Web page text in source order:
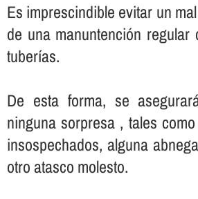
Es imprescindible evitar un
de una manuntención
tuberí­as.
De esta forma, se
ninguna sorpresa , tales
insospechados, alguna
otro atasco molesto.